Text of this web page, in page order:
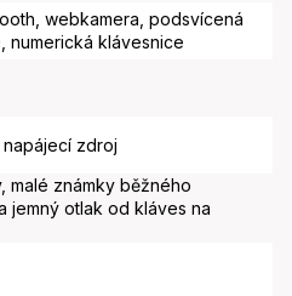
webkamera, podsvícená
numerická klávesnice
zdroj
malé známky běžného
jemný otlak od kláves na